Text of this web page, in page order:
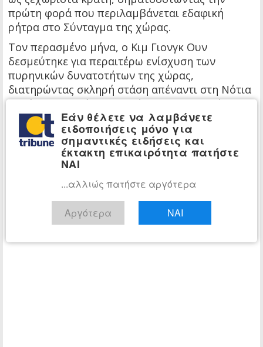
πρώτη φορά που περιλαμβάνεται εδαφική
ρήτρα στο Σύνταγμα της χώρας.
Τον περασμένο μήνα, ο Κιμ Γιονγκ Ουν
δεσμεύτηκε για περαιτέρω ενίσχυση των
πυρηνικών δυνατοτήτων της χώρας,
διατηρώντας σκληρή στάση απέναντι στη Νότια
Κορέα, την οποία χαρακτήρισε ως το «πλέον
εχθρικό» κράτος.
Παράλληλα, κατηγόρησε τις Ηνωμένες Πολιτείες
για «κρατική τρομοκρατία και επιθετικότητα»,
δίνοντας το σήμα για έναν πιο ενεργό ρόλο της
Πιονγκγιάνγκ στο μέτωπο κατά της Ουάσιγκτον.
Εάν θέλετε να λαμβάνετε
ειδοποιήσεις μόνο για
σημαντικές ειδήσεις και
έκτακτη επικαιρότητα πατήστε
ΝΑΙ
...αλλιώς πατήστε αργότερα
Αργότερα ΝΑΙ